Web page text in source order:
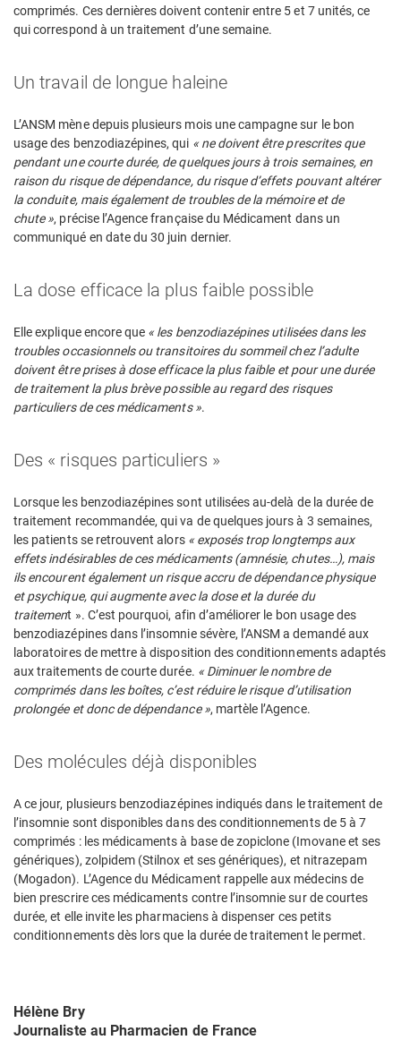
comprimés. Ces dernières doivent contenir entre 5 et 7 unités, ce
qui correspond à un traitement d’une semaine.
Un travail de longue haleine
L’ANSM mène depuis plusieurs mois une campagne sur le bon
usage des benzodiazépines, qui « ne doivent être prescrites que
pendant une courte durée, de quelques jours à trois semaines, en
raison du risque de dépendance, du risque d’effets pouvant altérer
la conduite, mais également de troubles de la mémoire et de
chute », précise l’Agence française du Médicament dans un
communiqué en date du 30 juin dernier.
La dose efficace la plus faible possible
Elle explique encore que « les benzodiazépines utilisées dans les
troubles occasionnels ou transitoires du sommeil chez l’adulte
doivent être prises à dose efficace la plus faible et pour une durée
de traitement la plus brève possible au regard des risques
particuliers de ces médicaments ».
Des « risques particuliers »
Lorsque les benzodiazépines sont utilisées au-delà de la durée de
traitement recommandée, qui va de quelques jours à 3 semaines,
les patients se retrouvent alors « exposés trop longtemps aux
effets indésirables de ces médicaments (amnésie, chutes…), mais
ils encourent également un risque accru de dépendance physique
et psychique, qui augmente avec la dose et la durée du
traitement ». C’est pourquoi, afin d’améliorer le bon usage des
benzodiazépines dans l’insomnie sévère, l’ANSM a demandé aux
laboratoires de mettre à disposition des conditionnements adaptés
aux traitements de courte durée. « Diminuer le nombre de
comprimés dans les boîtes, c’est réduire le risque d’utilisation
prolongée et donc de dépendance », martèle l’Agence.
Des molécules déjà disponibles
A ce jour, plusieurs benzodiazépines indiqués dans le traitement de
l’insomnie sont disponibles dans des conditionnements de 5 à 7
comprimés : les médicaments à base de zopiclone (Imovane et ses
génériques), zolpidem (Stilnox et ses génériques), et nitrazepam
(Mogadon). L’Agence du Médicament rappelle aux médecins de
bien prescrire ces médicaments contre l’insomnie sur de courtes
durée, et elle invite les pharmaciens à dispenser ces petits
conditionnements dès lors que la durée de traitement le permet.
Hélène Bry
Journaliste au Pharmacien de France